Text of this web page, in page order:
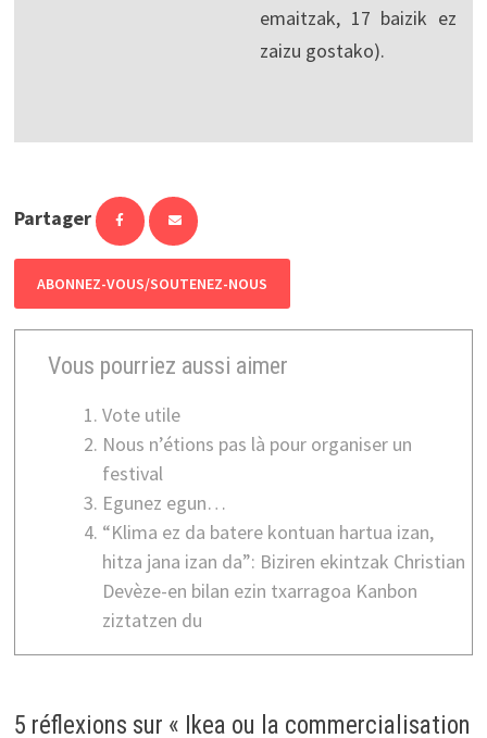
emaitzak, 17 baizik ez
zaizu gostako).
Partager
ABONNEZ-VOUS/SOUTENEZ-NOUS
Vous pourriez aussi aimer
Vote utile
Nous n’étions pas là pour organiser un
festival
Egunez egun…
“Klima ez da batere kontuan hartua izan,
hitza jana izan da”: Biziren ekintzak Christian
Devèze-en bilan ezin txarragoa Kanbon
ziztatzen du
5 réflexions sur « Ikea ou la commercialisation